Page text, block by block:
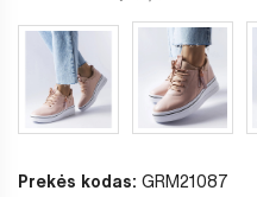
Prekės kodas: GRM21087